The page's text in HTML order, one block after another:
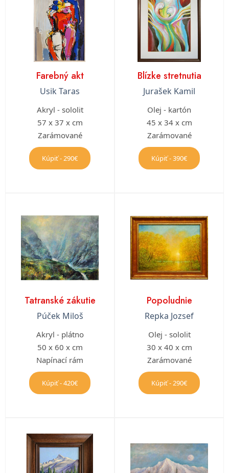
Farebný akt
Usik Taras
Akryl - sololit
57 x 37 x cm
Zarámované
Kúpiť - 290€
Blízke stretnutia
Jurašek Kamil
Olej - kartón
45 x 34 x cm
Zarámované
Kúpiť - 390€
Tatranské zákutie
Púček Miloš
Akryl - plátno
50 x 60 x cm
Napínací rám
Kúpiť - 420€
Popoludnie
Repka Jozsef
Olej - sololit
30 x 40 x cm
Zarámované
Kúpiť - 290€